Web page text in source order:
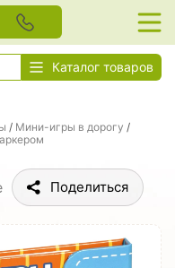
Каталог товаров
/ Мини-игры в дорогу /
Поделиться